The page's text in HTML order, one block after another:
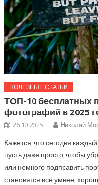
ПОЛЕЗНЫЕ СТАТЬИ
ТОП-10 бесплатных
фотографий в 2025
26.10.2025 Николай
Кажется, что сегодня
пусть даже просто, чтобы
или немного подправить
становятся всё умнее,